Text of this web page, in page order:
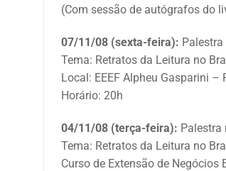
(Com sessão de autógrafos do
07/11/08 (sexta-feira):
Tema: Retratos da Leitura no
Local: EEEF Alpheu Gasparini –
Horário: 20h
04/11/08 (terça-feira): Palestra
Tema: Retratos da Leitura no
Curso de Extensão de Negócios